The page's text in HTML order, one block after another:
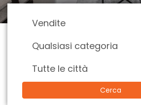
Cerca